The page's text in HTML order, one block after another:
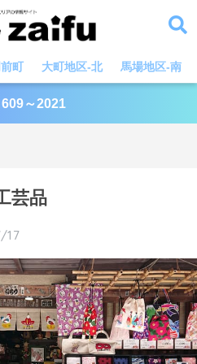
町 大町地区-北 馬場地区-南
～2021
芸品
17